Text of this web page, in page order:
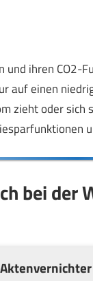
und ihren
auf einen
zieht oder
bei der